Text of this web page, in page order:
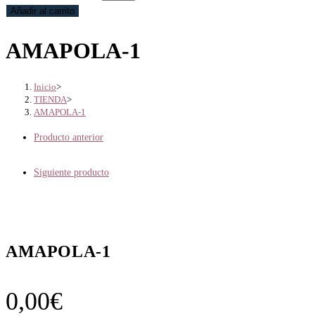
Añadir al carrito
AMAPOLA-1
Inicio>
TIENDA>
AMAPOLA-1
Producto anterior
Siguiente producto
AMAPOLA-1
0,00€